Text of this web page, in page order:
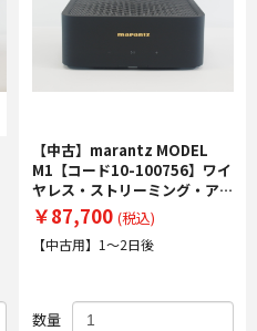
【中古】marantz MODEL
M1【コード10-100756】ワイ
ヤレス・ストリーミング・アン
プ
￥87,700 (税込)
【中古用】1～2日後
数量